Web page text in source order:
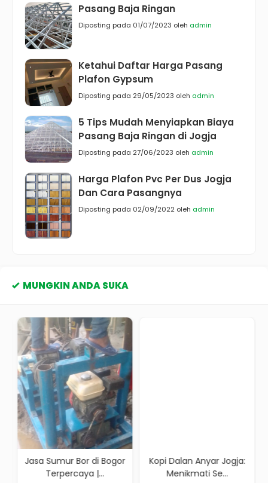
Pasang Baja Ringan
Diposting pada 01/07/2023 oleh admin
Ketahui Daftar Harga Pasang
Plafon Gypsum
Diposting pada 29/05/2023 oleh admin
5 Tips Mudah Menyiapkan Biaya
Pasang Baja Ringan di Jogja
Diposting pada 27/06/2023 oleh admin
Harga Plafon Pvc Per Dus Jogja
Dan Cara Pasangnya
Diposting pada 02/09/2022 oleh admin
MUNGKIN ANDA SUKA
Jasa Sumur Bor di Bogor
Terpercaya |...
Kopi Dalan Anyar Jogja:
Menikmati Se...